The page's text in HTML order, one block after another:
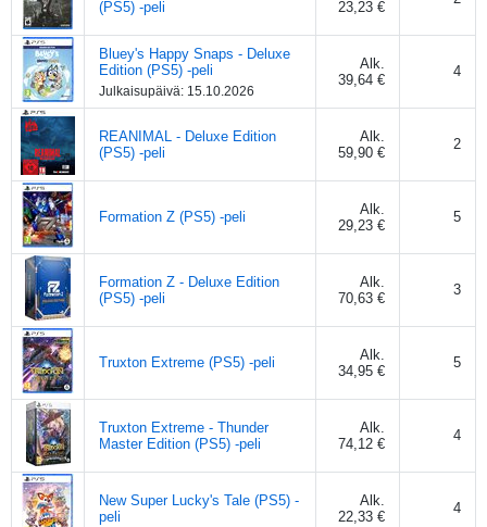
(PS5) -peli
23,23 €
Bluey's Happy Snaps - Deluxe
Edition (PS5) -peli
Julkaisupäivä: 15.10.2026
Alk.
39,64 €
4
REANIMAL - Deluxe Edition
(PS5) -peli
Alk.
59,90 €
2
Formation Z (PS5) -peli
Alk.
29,23 €
5
Formation Z - Deluxe Edition
(PS5) -peli
Alk.
70,63 €
3
Truxton Extreme (PS5) -peli
Alk.
34,95 €
5
Truxton Extreme - Thunder
Master Edition (PS5) -peli
Alk.
74,12 €
4
New Super Lucky's Tale (PS5) -
peli
Alk.
22,33 €
4